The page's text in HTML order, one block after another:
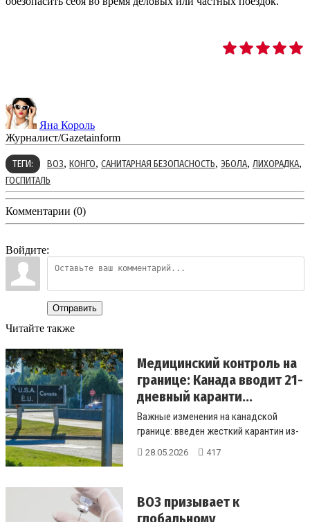
Яна Король
Журналист/Gazetainform
ТЕГИ: ВОЗ, КОНГО, САНИТАРНАЯ БЕЗОПАСНОСТЬ, ЭБОЛА, ЛИХОРАДКА,
ГОСПИТАЛЬ
Комментарии (0)
Войдите:
Отправить
Читайте также
Медицинский контроль на
границе: Канада вводит 21-
дневный каранти...
Важные изменения на канадской
границе: введен жесткий карантин из-
за африканского вируса. Как Оттава...
28.05.2026 417
ВОЗ призывает к
глобальному